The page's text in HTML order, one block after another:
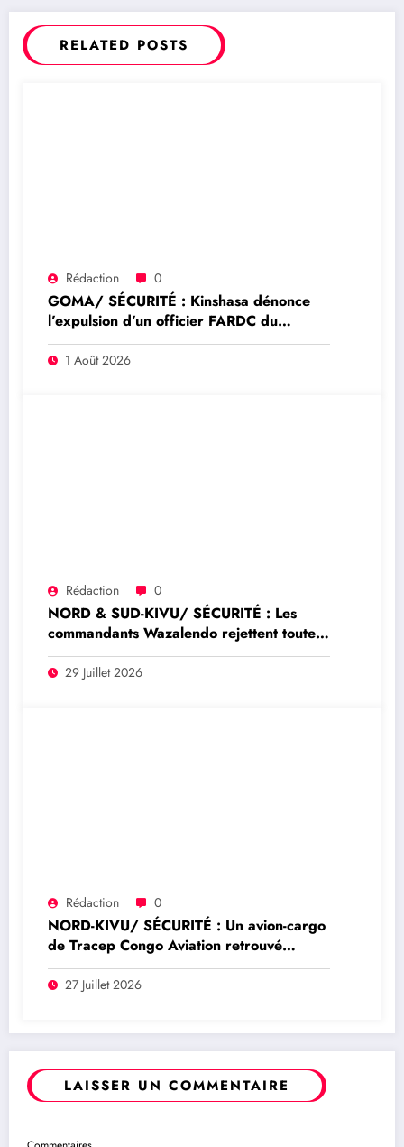
RELATED POSTS
Rédaction 0
GOMA/ SÉCURITÉ : Kinshasa dénonce
l’expulsion d’un officier FARDC du
Mécanisme conjoint de vérification élargi
à Goma
1 Août 2026
Rédaction 0
NORD & SUD-KIVU/ SÉCURITÉ : Les
commandants Wazalendo rejettent toute
prétendue représentation nationale de
Dady Saleh Idi
29 Juillet 2026
Rédaction 0
NORD-KIVU/ SÉCURITÉ : Un avion-cargo
de Tracep Congo Aviation retrouvé
écrasé à Walikale, un survivant est sorti
de l’appareil
27 Juillet 2026
LAISSER UN COMMENTAIRE